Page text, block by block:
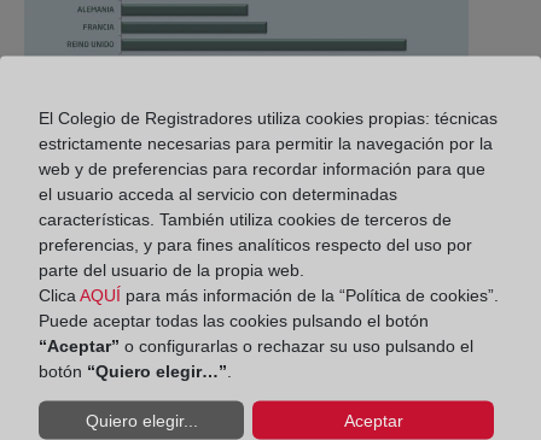
relevante en la recuperación del mercado
inmobiliario español en la crisis inmobiliaria y
financiera, sino que, en pleno proceso de
recuperación, con aumento de compraventas y
precios, esta demanda sigue creciendo
activamente”, destaca el informe en el que el
desglose por nacionalidades mantiene el esquema
habitual.Los británicos lideran la demanda con
un 15% de las compras extranjeras, seguidos
de franceses, alemanes, belgas, suecos,
italianos y rumanos.
El Colegio de Registradores utiliza cookies propias: técnicas
estrictamente necesarias para permitir la navegación por la
web y de preferencias para recordar información para que
el usuario acceda al servicio con determinadas
características. También utiliza cookies de terceros de
preferencias, y para fines analíticos respecto del uso por
parte del usuario de la propia web.
Clica AQUÍ para más información de la “Política de cookies”.
Puede aceptar todas las cookies pulsando el botón
“Aceptar” o configurarlas o rechazar su uso pulsando el
botón “Quiero elegir…”
Quiero elegir... Aceptar